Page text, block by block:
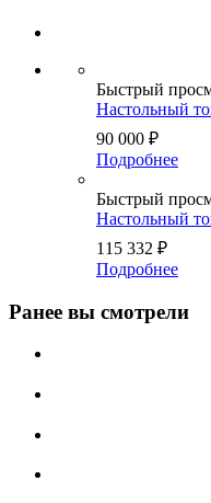
Быстрый
Настольный
90 000 ₽
Подробнее
Быстрый
Настольный
115 332 ₽
Подробнее
Ранее вы смотрели